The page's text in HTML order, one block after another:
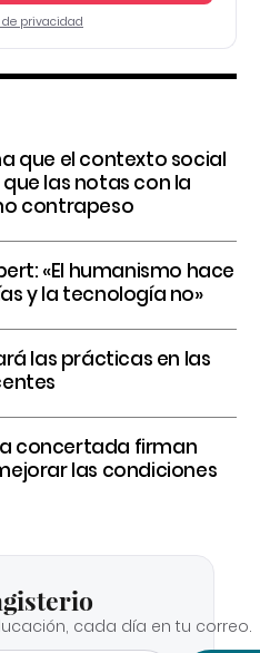
de privacidad
que el contexto social
las notas con la
contrapeso
«El humanismo hace
y la tecnología no»
las prácticas en las
concertada firman
las condiciones
cada día en tu correo.